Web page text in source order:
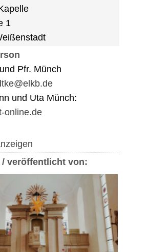
1
Pfr. Münch
und Uta Münch:
online.de
/ veröffentlicht von: